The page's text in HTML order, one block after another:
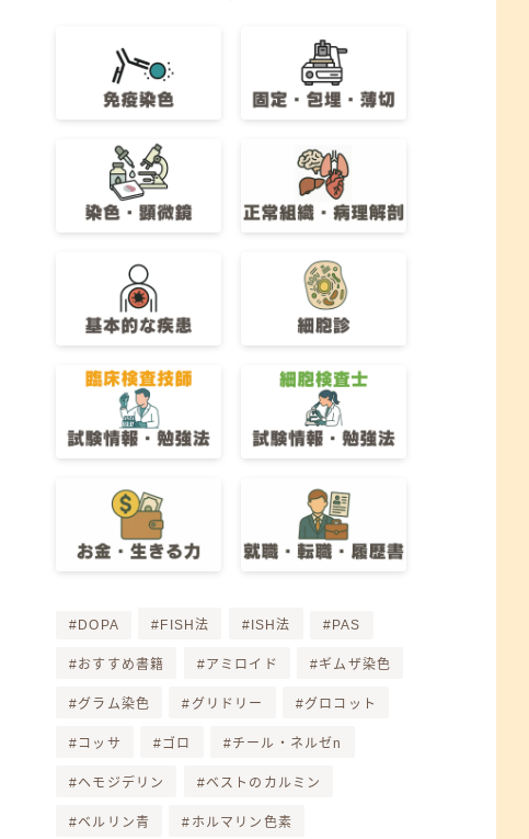
DOPA FISH法 ISH法 PAS
おすすめ書籍 アミロイド ギムザ染色
グラム染色 グリドリー グロコット
コッサ ゴロ チール・ネルゼn
ヘモジデリン ベストのカルミン
ベルリン青 ホルマリン色素